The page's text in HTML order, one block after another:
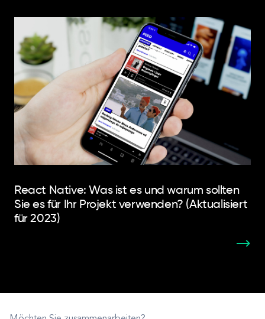
React Native: Was ist es und warum sollten
Sie es für Ihr Projekt verwenden? (Aktualisiert
für 2023)